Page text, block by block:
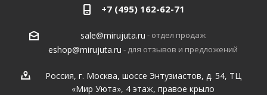
+7 (495) 162-62-71
sale@mirujuta.ru - отдел продаж
eshop@mirujuta.ru - для отзывов и предложений
Россия, г. Москва, шоссе Энтузиастов, д. 54, ТЦ
«Мир Уюта», 4 этаж, правое крыло